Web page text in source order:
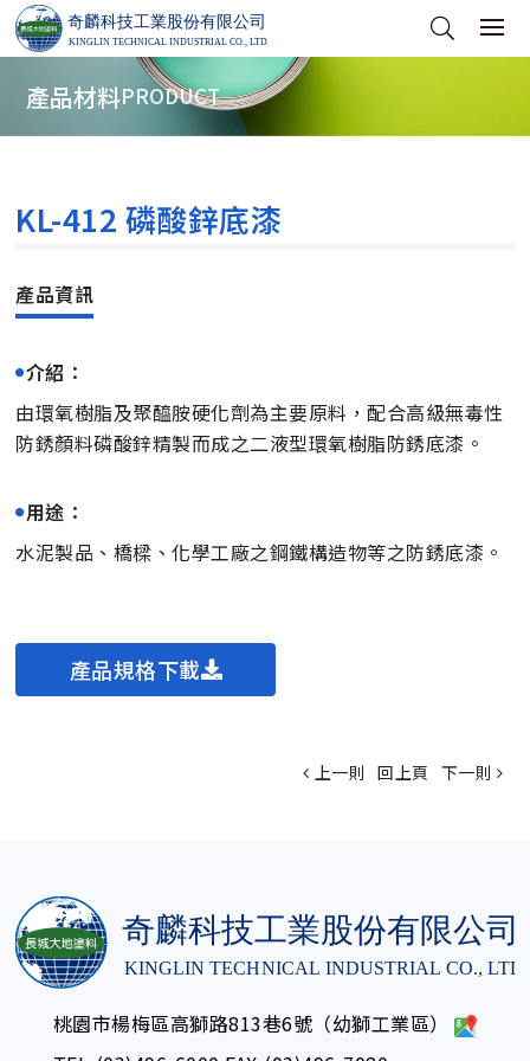
產品材料PRODUCT
KL-412 磷酸鋅底漆
介紹：
由環氧樹脂及聚醯胺硬化劑為主要原料，配合高級無毒性
防銹顏料磷酸鋅精製而成之二液型環氧樹脂防銹底漆。
用途：
水泥製品、橋樑、化學工廠之鋼鐵構造物等之防銹底漆。
產品規格下載
上一則 回上頁 下一則
桃園市楊梅區高獅路813巷6號（幼獅工業區）